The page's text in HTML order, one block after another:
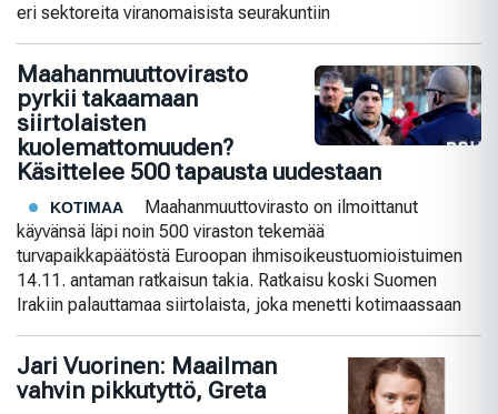
eri sektoreita viranomaisista seurakuntiin
Maahanmuuttovirasto
pyrkii takaamaan
siirtolaisten
kuolemattomuuden?
Käsittelee 500 tapausta uudestaan
KOTIMAA
Maahanmuuttovirasto on ilmoittanut
käyvänsä läpi noin 500 viraston tekemää
turvapaikkapäätöstä Euroopan ihmisoikeustuomioistuimen
14.11. antaman ratkaisun takia. Ratkaisu koski Suomen
Irakiin palauttamaa siirtolaista, joka menetti kotimaassaan
Jari Vuorinen: Maailman
vahvin pikkutyttö, Greta